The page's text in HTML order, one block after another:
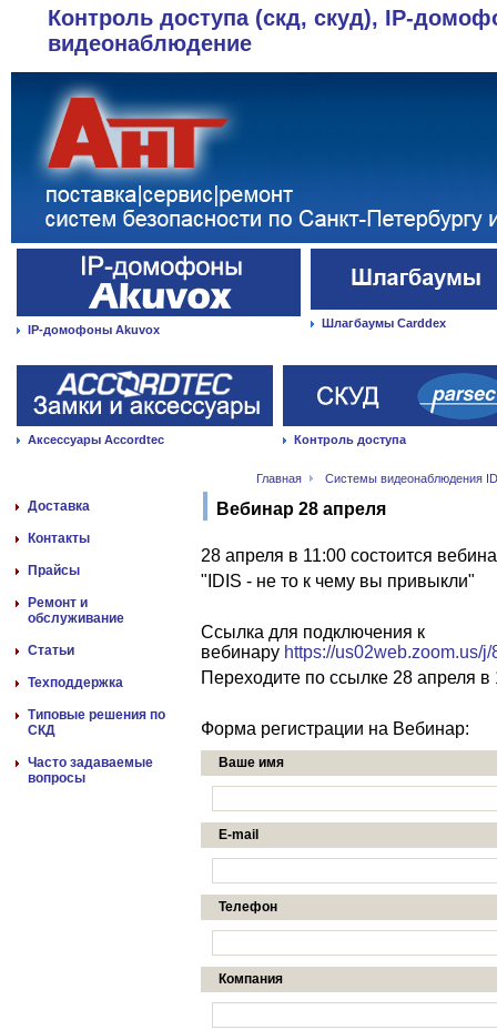
Контроль доступа (скд, скуд), IP-
видеонаблюдение
IP-домофоны Akuvox Шлагбаумы Carddex
Аксессуары Accordtec Контроль доступа
Главная Системы видеонаблюдения
Доставка
Контакты
Прайсы
Ремонт и
обслуживание
Статьи
Техподдержка
Типовые решения по
СКД
Часто задаваемые
вопросы
Вебинар 28 апреля
28 апреля в 11:00 состоится
"IDIS - не то к чему вы привыкли"
Ссылка для подключения к
вебинару https://us02web.zoom.us/
Переходите по ссылке 28 апреля в
Форма регистрации на Вебинар:
Ваше имя
E-mail
Телефон
Компания